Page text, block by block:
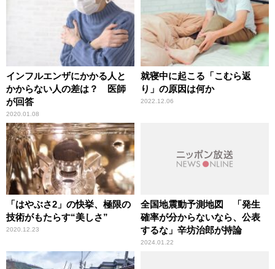
インフルエンザにかかる人と
かからない人の差は？ 医師
が回答
2020.01.08
就寝中に起こる「こむら返
り」の原因は何か
2022.12.06
「はやぶさ2」の快挙、極限の
技術がもたらす“美しさ”
2020.12.23
全国地震動予測地図 「発生
確率が分からないなら、公表
するな」辛坊治郎が持論
2024.01.22